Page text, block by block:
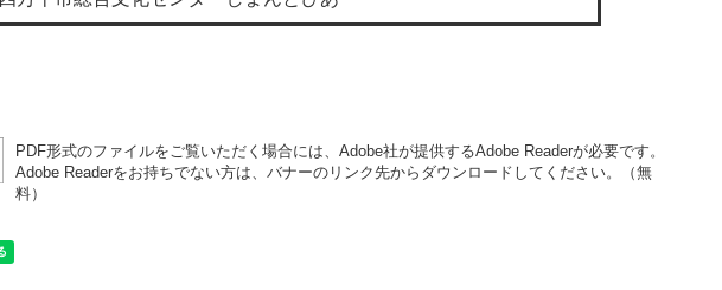
PDF形式のファイルをご覧いただく場合には、Adobe社が提供するAdobe Readerが必要です。
Adobe Readerをお持ちでない方は、バナーのリンク先からダウンロードしてください。（無
料）